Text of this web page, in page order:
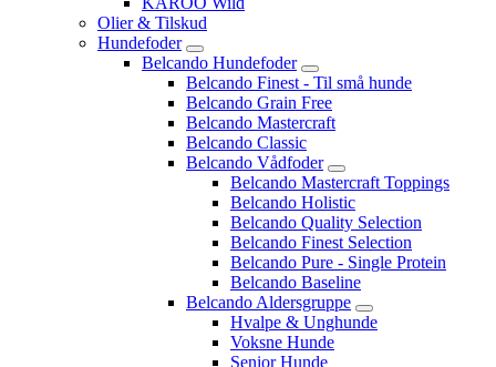
Olier & Tilskud
Hundefoder
Belcando Hundefoder
Belcando Finest - Til små hunde
Belcando Grain Free
Belcando Mastercraft
Belcando Classic
Belcando Vådfoder
Belcando Mastercraft Toppings
Belcando Holistic
Belcando Quality Selection
Belcando Finest Selection
Belcando Pure - Single Protein
Belcando Baseline
Belcando Aldersgruppe
Hvalpe & Unghunde
Voksne Hunde
Senior Hunde